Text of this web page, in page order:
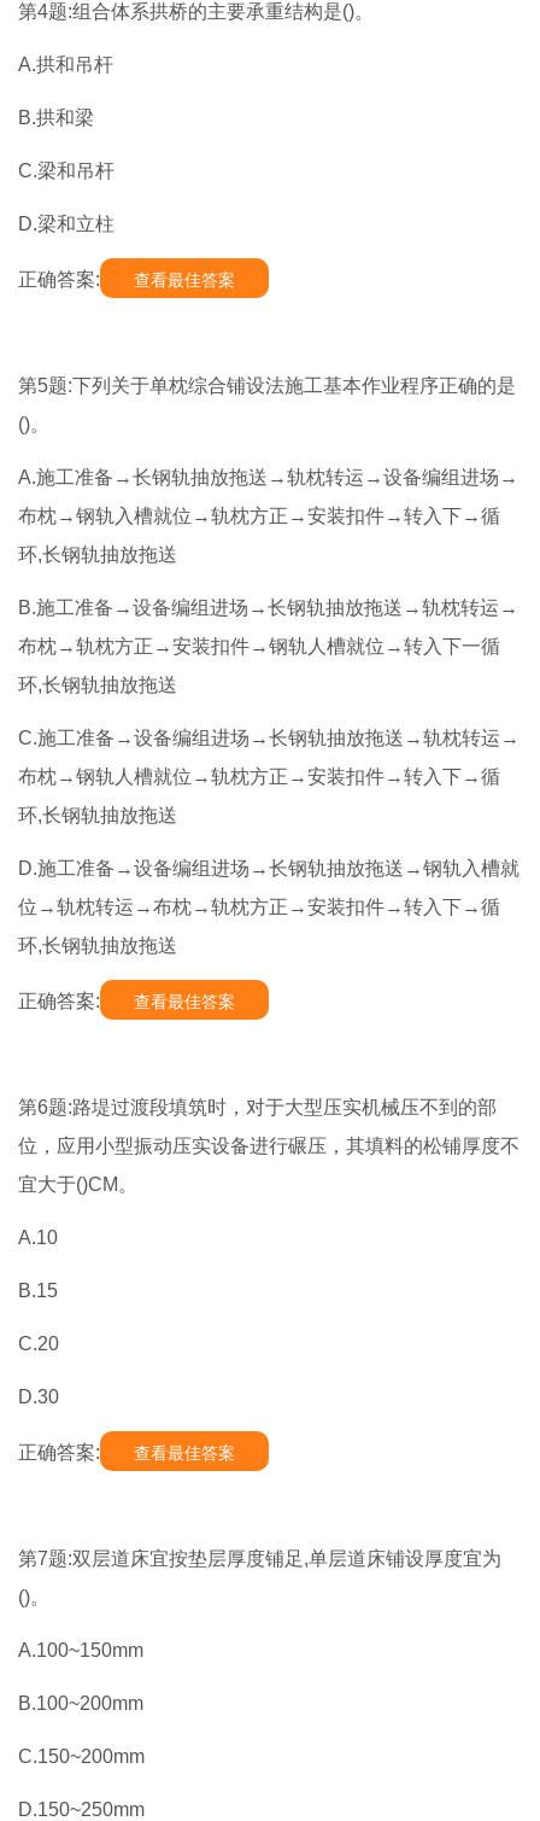
第4题:组合体系拱桥的主要承重结构是()。
A.拱和吊杆
B.拱和梁
C.梁和吊杆
D.梁和立柱
正确答案: 查看最佳答案
第5题:下列关于单枕综合铺设法施工基本作业程序正确的是
()。
A.施工准备→长钢轨抽放拖送→轨枕转运→设备编组进场→
布枕→钢轨入槽就位→轨枕方正→安装扣件→转入下→循
环,长钢轨抽放拖送
B.施工准备→设备编组进场→长钢轨抽放拖送→轨枕转运→
布枕→轨枕方正→安装扣件→钢轨人槽就位→转入下一循
环,长钢轨抽放拖送
C.施工准备→设备编组进场→长钢轨抽放拖送→轨枕转运→
布枕→钢轨人槽就位→轨枕方正→安装扣件→转入下→循
环,长钢轨抽放拖送
D.施工准备→设备编组进场→长钢轨抽放拖送→钢轨入槽就
位→轨枕转运→布枕→轨枕方正→安装扣件→转入下→循
环,长钢轨抽放拖送
正确答案: 查看最佳答案
第6题:路堤过渡段填筑时，对于大型压实机械压不到的部
位，应用小型振动压实设备进行碾压，其填料的松铺厚度不
宜大于()CM。
A.10
B.15
C.20
D.30
正确答案: 查看最佳答案
第7题:双层道床宜按垫层厚度铺足,单层道床铺设厚度宜为
()。
A.100~150mm
B.100~200mm
C.150~200mm
D.150~250mm